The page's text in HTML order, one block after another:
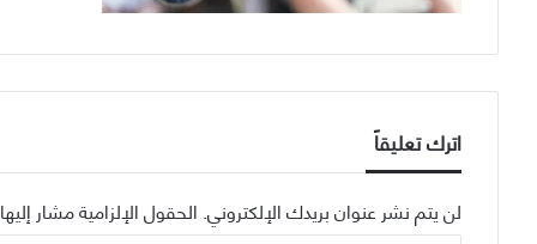
اترك تعليقاً
لن يتم نشر عنوان بريدك الإلكتروني. الحقول الإلزامية مشار